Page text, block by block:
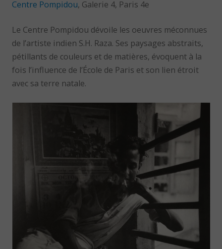
Centre Pompidou, Galerie 4, Paris 4e
Le Centre Pompidou dévoile les oeuvres méconnues
de l’artiste indien S.H. Raza. Ses paysages abstraits,
pétillants de couleurs et de matières, évoquent à la
fois l’influence de l’École de Paris et son lien étroit
avec sa terre natale.